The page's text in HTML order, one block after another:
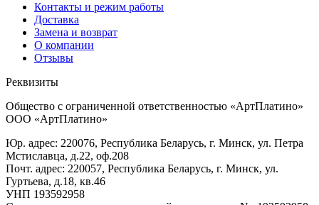
Контакты и режим работы
Доставка
Замена и возврат
О компании
Отзывы
Реквизиты
Общество с ограниченной ответственностью «АртПлатино»
ООО «АртПлатино»
Юр. адрес: 220076, Республика Беларусь, г. Минск, ул. Петра
Мстиславца, д.22, оф.208
Почт. адрес: 220057, Республика Беларусь, г. Минск, ул.
Гуртьева, д.18, кв.46
УНП 193592958